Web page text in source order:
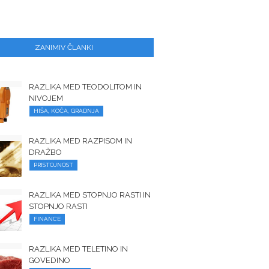
ZANIMIV ČLANKI
RAZLIKA MED TEODOLITOM IN
NIVOJEM
HIŠA, KOČA, GRADNJA
RAZLIKA MED RAZPISOM IN
DRAŽBO
PRISTOJNOST
RAZLIKA MED STOPNJO RASTI IN
STOPNJO RASTI
FINANCE
RAZLIKA MED TELETINO IN
GOVEDINO